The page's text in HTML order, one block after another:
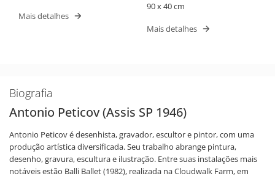
Mais detalhes
90 x 40 cm
Mais detalhes
Biografia
Antonio Peticov (Assis SP 1946)
Antonio Peticov é desenhista, gravador, escultor e pintor, com uma
produção artística diversificada. Seu trabalho abrange pintura,
desenho, gravura, escultura e ilustração. Entre suas instalações mais
notáveis estão Balli Ballet (1982), realizada na Cloudwalk Farm, em